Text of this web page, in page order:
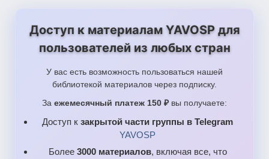
Доступ к материалам YAVOSP для
пользователей из любых стран
У вас есть возможность пользоваться нашей
библиотекой материалов через подписку.
За ежемесячный платеж 150 ₽ вы получаете:
Доступ к закрытой части группы в Telegram
YAVOSP
Более 3000 материалов, включая все, что